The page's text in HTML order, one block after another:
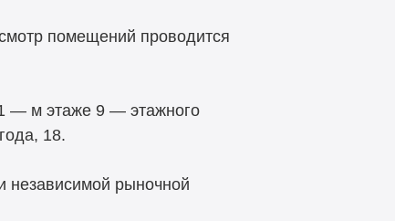
помещений проводится
— м этаже 9 — этажного
18.
независимой рыночной